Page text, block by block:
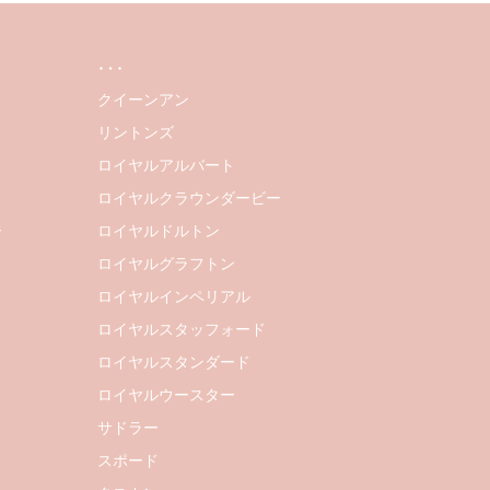
…
クイーンアン
リントンズ
ロイヤルアルバート
ロイヤルクラウンダービー
ロイヤルドルトン
ロイヤルグラフトン
ロイヤルインペリアル
ロイヤルスタッフォード
ロイヤルスタンダード
ロイヤルウースター
サドラー
スポード